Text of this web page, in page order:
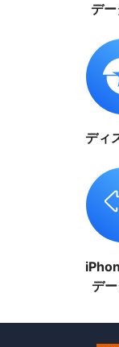
デ
ディ
デ